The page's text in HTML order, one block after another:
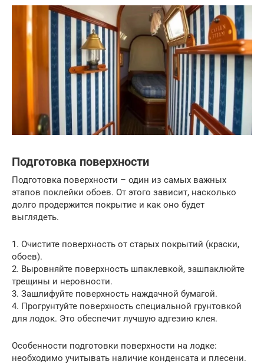
Подготовка поверхности
Подготовка поверхности – один из самых важных
этапов поклейки обоев. От этого зависит, насколько
долго продержится покрытие и как оно будет
выглядеть.
1. Очистите поверхность от старых покрытий (краски,
обоев).
2. Выровняйте поверхность шпаклевкой, зашпаклюйте
трещины и неровности.
3. Зашлифуйте поверхность наждачной бумагой.
4. Прогрунтуйте поверхность специальной грунтовкой
для лодок. Это обеспечит лучшую адгезию клея.
Особенности подготовки поверхности на лодке:
необходимо учитывать наличие конденсата и плесени.